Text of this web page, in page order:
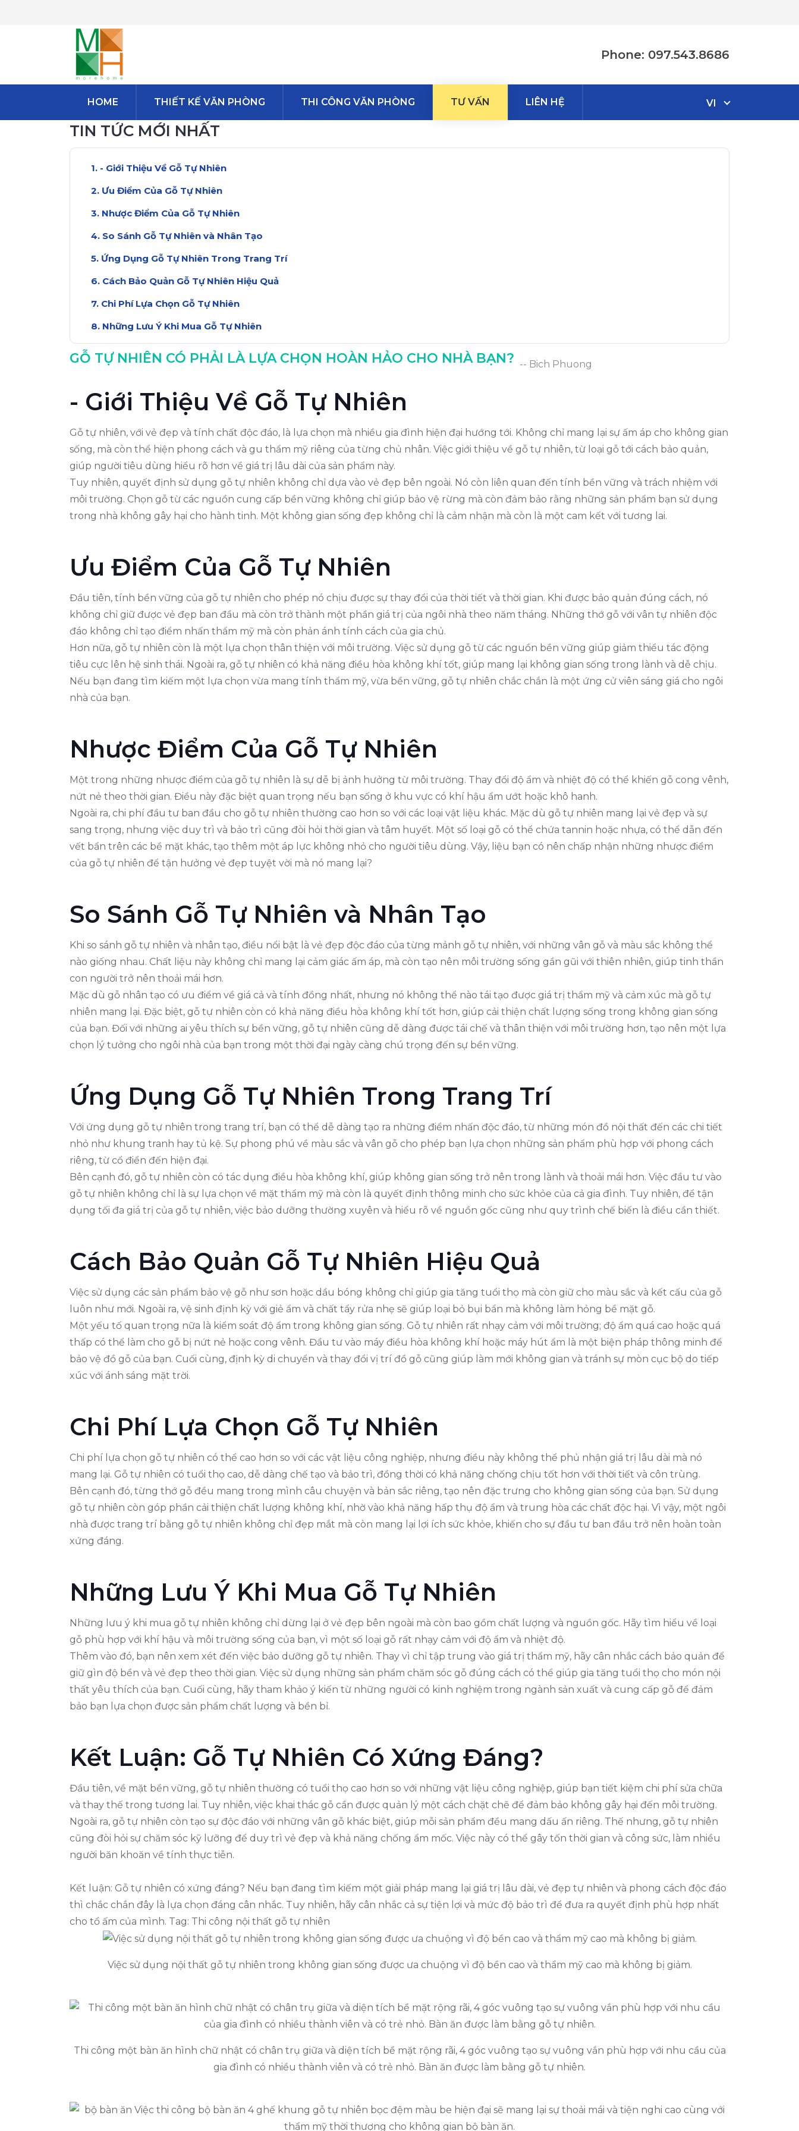
Phone: 097.543.8686
HOME THIẾT KẾ VĂN PHÒNG THI CÔNG VĂN PHÒNG TƯ VẤN LIÊN HỆ VI
TIN TỨC MỚI NHẤT
- Giới Thiệu Về Gỗ Tự Nhiên
Ưu Điểm Của Gỗ Tự Nhiên
Nhược Điểm Của Gỗ Tự Nhiên
So Sánh Gỗ Tự Nhiên và Nhân Tạo
Ứng Dụng Gỗ Tự Nhiên Trong Trang Trí
Cách Bảo Quản Gỗ Tự Nhiên Hiệu Quả
Chi Phí Lựa Chọn Gỗ Tự Nhiên
Những Lưu Ý Khi Mua Gỗ Tự Nhiên
Kết Luận: Gỗ Tự Nhiên Có Xứng Đáng?
GỖ TỰ NHIÊN CÓ PHẢI LÀ LỰA CHỌN HOÀN HẢO CHO NHÀ BẠN? -- Bich Phuong
- Giới Thiệu Về Gỗ Tự Nhiên
Gỗ tự nhiên, với vẻ đẹp và tính chất độc đáo, là lựa chọn mà nhiều gia đình hiện đại hướng tới. Không chỉ mang lại sự ấm áp cho không gian
sống, mà còn thể hiện phong cách và gu thẩm mỹ riêng của từng chủ nhân. Việc giới thiệu về gỗ tự nhiên, từ loại gỗ tới cách bảo quản,
giúp người tiêu dùng hiểu rõ hơn về giá trị lâu dài của sản phẩm này.
Tuy nhiên, quyết định sử dụng gỗ tự nhiên không chỉ dựa vào vẻ đẹp bên ngoài. Nó còn liên quan đến tính bền vững và trách nhiệm với
môi trường. Chọn gỗ từ các nguồn cung cấp bền vững không chỉ giúp bảo vệ rừng mà còn đảm bảo rằng những sản phẩm bạn sử dụng
trong nhà không gây hại cho hành tinh. Một không gian sống đẹp không chỉ là cảm nhận mà còn là một cam kết với tương lai.
Ưu Điểm Của Gỗ Tự Nhiên
Đầu tiên, tính bền vững của gỗ tự nhiên cho phép nó chịu được sự thay đổi của thời tiết và thời gian. Khi được bảo quản đúng cách, nó
không chỉ giữ được vẻ đẹp ban đầu mà còn trở thành một phần giá trị của ngôi nhà theo năm tháng. Những thớ gỗ với vân tự nhiên độc
đáo không chỉ tạo điểm nhấn thẩm mỹ mà còn phản ánh tính cách của gia chủ.
Hơn nữa, gỗ tự nhiên còn là một lựa chọn thân thiện với môi trường. Việc sử dụng gỗ từ các nguồn bền vững giúp giảm thiểu tác động
tiêu cực lên hệ sinh thái. Ngoài ra, gỗ tự nhiên có khả năng điều hòa không khí tốt, giúp mang lại không gian sống trong lành và dễ chịu.
Nếu bạn đang tìm kiếm một lựa chọn vừa mang tính thẩm mỹ, vừa bền vững, gỗ tự nhiên chắc chắn là một ứng cử viên sáng giá cho ngôi
nhà của bạn.
Nhược Điểm Của Gỗ Tự Nhiên
Một trong những nhược điểm của gỗ tự nhiên là sự dễ bị ảnh hưởng từ môi trường. Thay đổi độ ẩm và nhiệt độ có thể khiến gỗ cong vênh,
nứt nẻ theo thời gian. Điều này đặc biệt quan trọng nếu bạn sống ở khu vực có khí hậu ẩm ướt hoặc khô hanh.
Ngoài ra, chi phí đầu tư ban đầu cho gỗ tự nhiên thường cao hơn so với các loại vật liệu khác. Mặc dù gỗ tự nhiên mang lại vẻ đẹp và sự
sang trọng, nhưng việc duy trì và bảo trì cũng đòi hỏi thời gian và tâm huyết. Một số loại gỗ có thể chứa tannin hoặc nhựa, có thể dẫn đến
vết bẩn trên các bề mặt khác, tạo thêm một áp lực không nhỏ cho người tiêu dùng. Vậy, liệu bạn có nên chấp nhận những nhược điểm
của gỗ tự nhiên để tận hưởng vẻ đẹp tuyệt vời mà nó mang lại?
So Sánh Gỗ Tự Nhiên và Nhân Tạo
Khi so sánh gỗ tự nhiên và nhân tạo, điều nổi bật là vẻ đẹp độc đáo của từng mảnh gỗ tự nhiên, với những vân gỗ và màu sắc không thể
nào giống nhau. Chất liệu này không chỉ mang lại cảm giác ấm áp, mà còn tạo nên môi trường sống gần gũi với thiên nhiên, giúp tinh thần
con người trở nên thoải mái hơn.
Mặc dù gỗ nhân tạo có ưu điểm về giá cả và tính đồng nhất, nhưng nó không thể nào tái tạo được giá trị thẩm mỹ và cảm xúc mà gỗ tự
nhiên mang lại. Đặc biệt, gỗ tự nhiên còn có khả năng điều hòa không khí tốt hơn, giúp cải thiện chất lượng sống trong không gian sống
của bạn. Đối với những ai yêu thích sự bền vững, gỗ tự nhiên cũng dễ dàng được tái chế và thân thiện với môi trường hơn, tạo nên một lựa
chọn lý tưởng cho ngôi nhà của bạn trong một thời đại ngày càng chú trọng đến sự bền vững.
Ứng Dụng Gỗ Tự Nhiên Trong Trang Trí
Với ứng dụng gỗ tự nhiên trong trang trí, bạn có thể dễ dàng tạo ra những điểm nhấn độc đáo, từ những món đồ nội thất đến các chi tiết
nhỏ như khung tranh hay tủ kệ. Sự phong phú về màu sắc và vân gỗ cho phép bạn lựa chọn những sản phẩm phù hợp với phong cách
riêng, từ cổ điển đến hiện đại.
Bên cạnh đó, gỗ tự nhiên còn có tác dụng điều hòa không khí, giúp không gian sống trở nên trong lành và thoải mái hơn. Việc đầu tư vào
gỗ tự nhiên không chỉ là sự lựa chọn về mặt thẩm mỹ mà còn là quyết định thông minh cho sức khỏe của cả gia đình. Tuy nhiên, để tận
dụng tối đa giá trị của gỗ tự nhiên, việc bảo dưỡng thường xuyên và hiểu rõ về nguồn gốc cũng như quy trình chế biến là điều cần thiết.
Cách Bảo Quản Gỗ Tự Nhiên Hiệu Quả
Việc sử dụng các sản phẩm bảo vệ gỗ như sơn hoặc dầu bóng không chỉ giúp gia tăng tuổi thọ mà còn giữ cho màu sắc và kết cấu của gỗ
luôn như mới. Ngoài ra, vệ sinh định kỳ với giẻ ẩm và chất tẩy rửa nhẹ sẽ giúp loại bỏ bụi bẩn mà không làm hỏng bề mặt gỗ.
Một yếu tố quan trọng nữa là kiểm soát độ ẩm trong không gian sống. Gỗ tự nhiên rất nhạy cảm với môi trường; độ ẩm quá cao hoặc quá
thấp có thể làm cho gỗ bị nứt nẻ hoặc cong vênh. Đầu tư vào máy điều hòa không khí hoặc máy hút ẩm là một biện pháp thông minh để
bảo vệ đồ gỗ của bạn. Cuối cùng, định kỳ di chuyển và thay đổi vị trí đồ gỗ cũng giúp làm mới không gian và tránh sự mòn cục bộ do tiếp
xúc với ánh sáng mặt trời.
Chi Phí Lựa Chọn Gỗ Tự Nhiên
Chi phí lựa chọn gỗ tự nhiên có thể cao hơn so với các vật liệu công nghiệp, nhưng điều này không thể phủ nhận giá trị lâu dài mà nó
mang lại. Gỗ tự nhiên có tuổi thọ cao, dễ dàng chế tạo và bảo trì, đồng thời có khả năng chống chịu tốt hơn với thời tiết và côn trùng.
Bên cạnh đó, từng thớ gỗ đều mang trong mình câu chuyện và bản sắc riêng, tạo nên đặc trưng cho không gian sống của bạn. Sử dụng
gỗ tự nhiên còn góp phần cải thiện chất lượng không khí, nhờ vào khả năng hấp thụ độ ẩm và trung hòa các chất độc hại. Vì vậy, một ngôi
nhà được trang trí bằng gỗ tự nhiên không chỉ đẹp mắt mà còn mang lại lợi ích sức khỏe, khiến cho sự đầu tư ban đầu trở nên hoàn toàn
xứng đáng.
Những Lưu Ý Khi Mua Gỗ Tự Nhiên
Những lưu ý khi mua gỗ tự nhiên không chỉ dừng lại ở vẻ đẹp bên ngoài mà còn bao gồm chất lượng và nguồn gốc. Hãy tìm hiểu về loại
gỗ phù hợp với khí hậu và môi trường sống của bạn, vì một số loại gỗ rất nhạy cảm với độ ẩm và nhiệt độ.
Thêm vào đó, bạn nên xem xét đến việc bảo dưỡng gỗ tự nhiên. Thay vì chỉ tập trung vào giá trị thẩm mỹ, hãy cân nhắc cách bảo quản để
giữ gìn độ bền và vẻ đẹp theo thời gian. Việc sử dụng những sản phẩm chăm sóc gỗ đúng cách có thể giúp gia tăng tuổi thọ cho món nội
thất yêu thích của bạn. Cuối cùng, hãy tham khảo ý kiến từ những người có kinh nghiệm trong ngành sản xuất và cung cấp gỗ để đảm
bảo bạn lựa chọn được sản phẩm chất lượng và bền bỉ.
Kết Luận: Gỗ Tự Nhiên Có Xứng Đáng?
Đầu tiên, về mặt bền vững, gỗ tự nhiên thường có tuổi thọ cao hơn so với những vật liệu công nghiệp, giúp bạn tiết kiệm chi phí sửa chữa
và thay thế trong tương lai. Tuy nhiên, việc khai thác gỗ cần được quản lý một cách chặt chẽ để đảm bảo không gây hại đến môi trường.
Ngoài ra, gỗ tự nhiên còn tạo sự độc đáo với những vân gỗ khác biệt, giúp mỗi sản phẩm đều mang dấu ấn riêng. Thế nhưng, gỗ tự nhiên
cũng đòi hỏi sự chăm sóc kỹ lưỡng để duy trì vẻ đẹp và khả năng chống ẩm mốc. Việc này có thể gây tốn thời gian và công sức, làm nhiều
người băn khoăn về tính thực tiễn.
Kết luận: Gỗ tự nhiên có xứng đáng? Nếu bạn đang tìm kiếm một giải pháp mang lại giá trị lâu dài, vẻ đẹp tự nhiên và phong cách độc đáo
thì chắc chắn đây là lựa chọn đáng cân nhắc. Tuy nhiên, hãy cân nhắc cả sự tiện lợi và mức độ bảo trì để đưa ra quyết định phù hợp nhất
cho tổ ấm của mình. Tag: Thi công nội thất gỗ tự nhiên
Việc sử dụng nội thất gỗ tự nhiên trong không gian sống được ưa chuộng vì độ bền cao và thẩm mỹ cao mà không bị giảm.
Thi công một bàn ăn hình chữ nhật có chân trụ giữa và diện tích bề mặt rộng rãi, 4 góc vuông tạo sự vuông vắn phù hợp với nhu cầu của
gia đình có nhiều thành viên và có trẻ nhỏ. Bàn ăn được làm bằng gỗ tự nhiên.